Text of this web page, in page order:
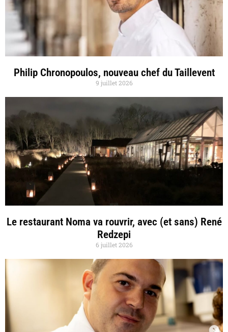
Philip Chronopoulos, nouveau chef du Taillevent
9 juillet 2026
Le restaurant Noma va rouvrir, avec (et sans) René
Redzepi
6 juillet 2026